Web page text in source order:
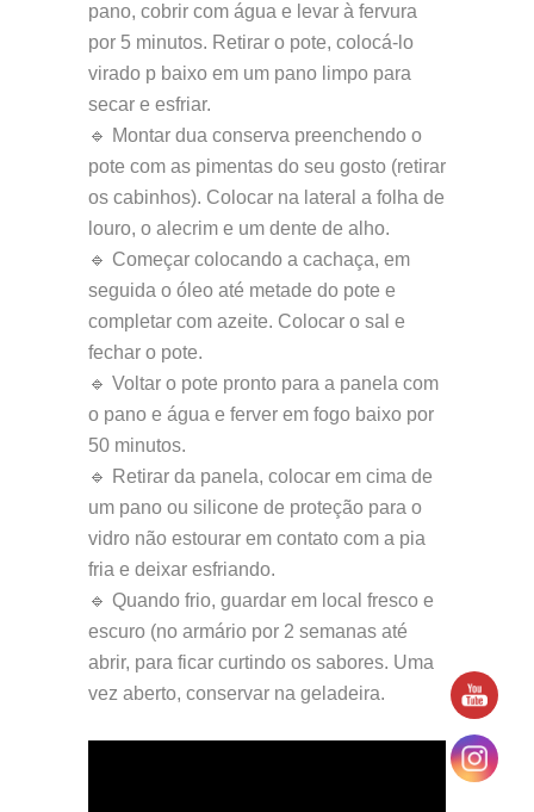
pano, cobrir com água e levar à fervura
por 5 minutos. Retirar o pote, colocá-lo
virado p baixo em um pano limpo para
secar e esfriar.
🔹 Montar dua conserva preenchendo o
pote com as pimentas do seu gosto (retirar
os cabinhos). Colocar na lateral a folha de
louro, o alecrim e um dente de alho.
🔹 Começar colocando a cachaça, em
seguida o óleo até metade do pote e
completar com azeite. Colocar o sal e
fechar o pote.
🔹 Voltar o pote pronto para a panela com
o pano e água e ferver em fogo baixo por
50 minutos.
🔹 Retirar da panela, colocar em cima de
um pano ou silicone de proteção para o
vidro não estourar em contato com a pia
fria e deixar esfriando.
🔹 Quando frio, guardar em local fresco e
escuro (no armário por 2 semanas até
abrir, para ficar curtindo os sabores. Uma
vez aberto, conservar na geladeira.